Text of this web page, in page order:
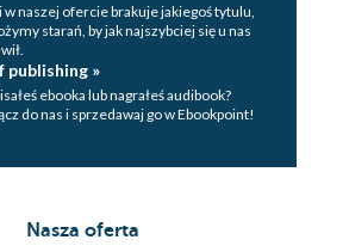
w naszej ofercie brakuje jakiegoś tytulu,
starań, by jak najszybciej się u nas
publishing »
ebooka lub nagrałeś audibook?
do nas i sprzedawaj go w Ebookpoint!
Nasza oferta